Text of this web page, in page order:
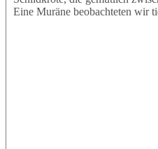
Eine Muräne beobachteten wir